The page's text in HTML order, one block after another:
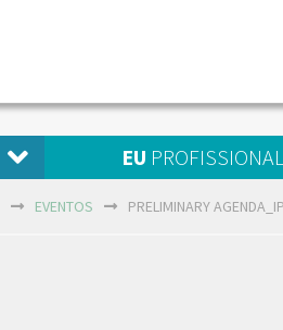
EU PROFISSIONAL
EVENTOS PRELIMINARY